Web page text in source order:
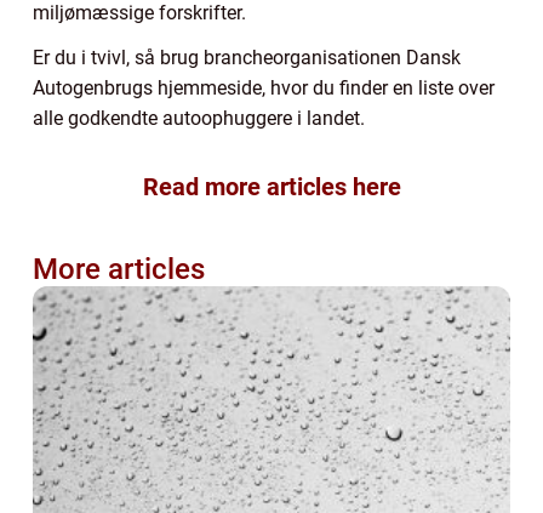
miljømæssige forskrifter.
Er du i tvivl, så brug brancheorganisationen Dansk
Autogenbrugs hjemmeside, hvor du finder en liste over
alle godkendte autoophuggere i landet.
Read more articles here
More articles